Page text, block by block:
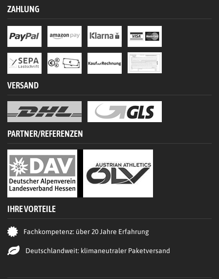
ZAHLUNG
VERSAND
PARTNER/REFERENZEN
IHRE VORTEILE
Fachkompetenz: über 20 Jahre Erfahrung
Deutschlandweit: klimaneutraler Paketversand